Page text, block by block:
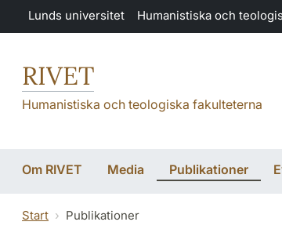
Hoppa till huvudinnehåll
Lunds universitet Humanistiska och
RIVET
Humanistiska och teologiska fakulteterna
Om RIVET Media Publikationer
Start Publikationer